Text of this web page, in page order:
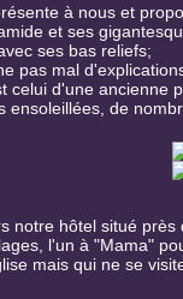
à nous et
et ses
ses bas reliefs;
pas mal
celui d'une ancienne
ensoleillées, de
notre hôtel situé
l'un à "Mama"
mais qui ne se